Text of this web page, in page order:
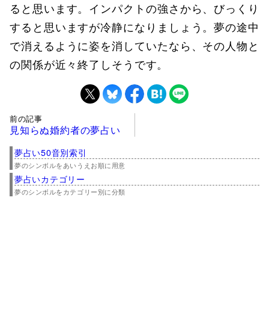
ると思います。インパクトの強さから、びっくり
すると思いますが冷静になりましょう。夢の途中
で消えるように姿を消していたなら、その人物と
の関係が近々終了しそうです。
前の記事
見知らぬ婚約者の夢占い
夢占い50音別索引
夢のシンボルをあいうえお順に用意
夢占いカテゴリー
夢のシンボルをカテゴリー別に分類